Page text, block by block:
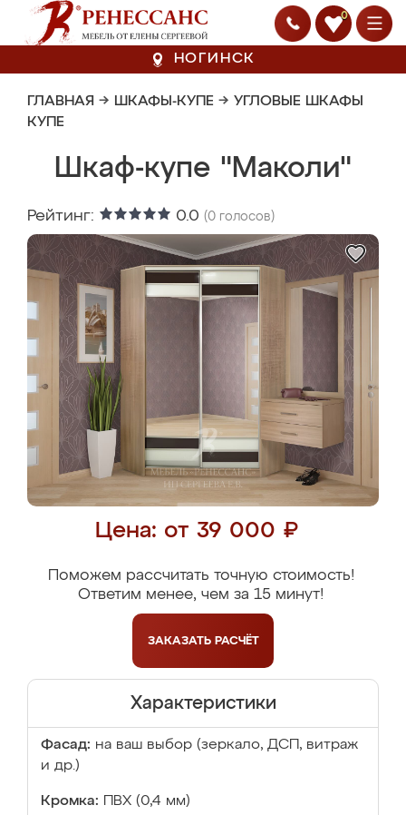
0
НОГИНСК
ГЛАВНАЯ → ШКАФЫ-КУПЕ → УГЛОВЫЕ ШКАФЫ
КУПЕ
Шкаф-купе "Маколи"
Рейтинг: 0.0 (0 голосов)
Цена: от 39 000 ₽
Поможем рассчитать точную стоимость!
Ответим менее, чем за 15 минут!
ЗАКАЗАТЬ РАСЧЁТ
Характеристики
Фасад: на ваш выбор (зеркало, ДСП, витраж
и др.)
Кромка: ПВХ (0,4 мм)